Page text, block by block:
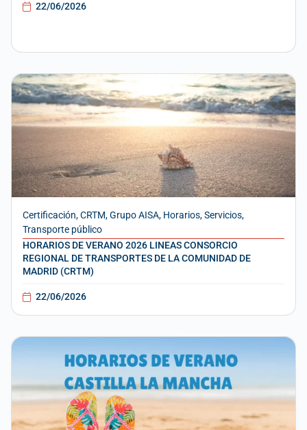
22/06/2026
Certificación,CRTM,Grupo AISA, Horarios,Servicios,
Transporte público
HORARIOS DE VERANO 2026 LINEAS CONSORCIO
REGIONAL DE TRANSPORTES DE LA COMUNIDAD DE
MADRID (CRTM)
22/06/2026